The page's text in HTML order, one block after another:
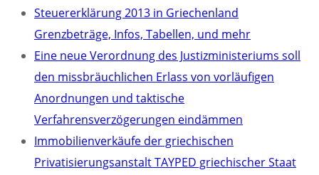
Steuererklärung 2013 in Griechenland
Grenzbeträge, Infos, Tabellen, und mehr
Eine neue Verordnung des Justizministeriums soll
den missbräuchlichen Erlass von vorläufigen
Anordnungen und taktische
Verfahrensverzögerungen eindämmen
Immobilienverkäufe der griechischen
Privatisierungsanstalt TAYPED griechischer Staat